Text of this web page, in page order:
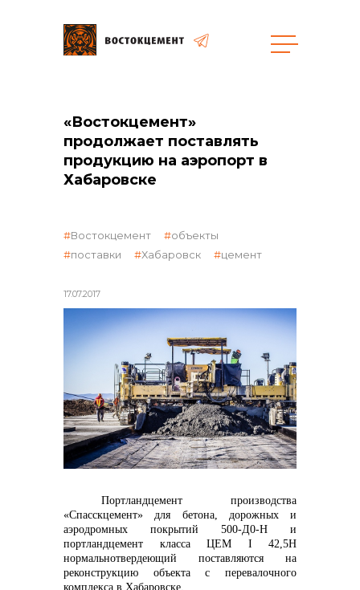
Закупки
общая информация
объявленные закупки
реализация неликвидов
контакты отдела закупок
Контакты
«Востокцемент»
продолжает поставлять
продукцию на аэропорт в
Хабаровске
17.07.2017
Востокцемент
объекты
поставки
Хабаровск цемент
Портландцемент производства
«Спасскцемент» для бетона, дорожных и
аэродромных покрытий 500-Д0-Н и
портландцемент класса ЦЕМ I 42,5Н
нормальнотвердеющий поставляются на
реконструкцию объекта с перевалочного
комплекса в Хабаровске.